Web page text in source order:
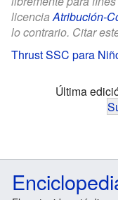
licenciaAtribución-
lo contrario. Citar
Thrust SSC para
Última